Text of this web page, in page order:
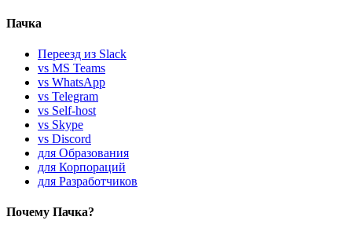
Пачка
Переезд из Slack
vs MS Teams
vs WhatsApp
vs Telegram
vs Self-host
vs Skype
vs Discord
для Образования
для Корпораций
для Разработчиков
Почему Пачка?